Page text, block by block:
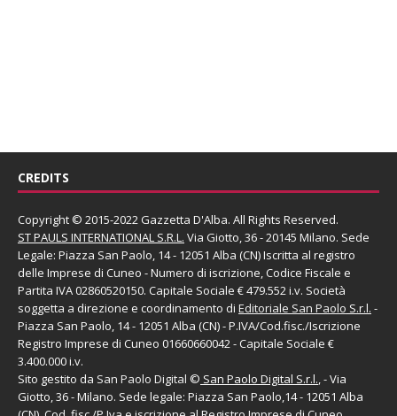
CREDITS
Copyright © 2015-2022 Gazzetta D'Alba. All Rights Reserved.
ST PAULS INTERNATIONAL S.R.L. Via Giotto, 36 - 20145 Milano. Sede
Legale: Piazza San Paolo, 14 - 12051 Alba (CN) Iscritta al registro
delle Imprese di Cuneo - Numero di iscrizione, Codice Fiscale e
Partita IVA 02860520150. Capitale Sociale € 479.552 i.v. Società
soggetta a direzione e coordinamento di Editoriale San Paolo S.r.l. -
Piazza San Paolo, 14 - 12051 Alba (CN) - P.IVA/Cod.fisc./Iscrizione
Registro Imprese di Cuneo 01660660042 - Capitale Sociale €
3.400.000 i.v.
Sito gestito da San Paolo Digital © San Paolo Digital S.r.l., - Via
Giotto, 36 - Milano. Sede legale: Piazza San Paolo,14 - 12051 Alba